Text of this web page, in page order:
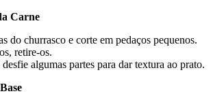
Carne
do churrasco e corte em pedaços pequenos.
retire-os.
desfie algumas partes para dar textura ao prato.